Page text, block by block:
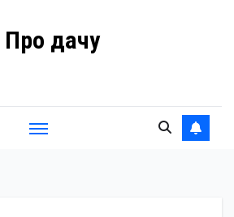
Про дачу